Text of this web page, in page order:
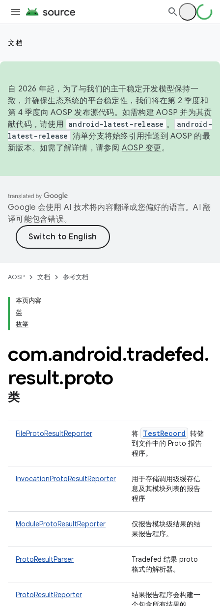
文档
自 2026 年起，为了与我们的主干稳定开发模型保持一
致，并确保生态系统的平台稳定性，我们将在第 2 季度和
第 4 季度向 AOSP 发布源代码。如需构建 AOSP 并为其贡
献代码，请使用 android-latest-release 。
android-
latest-release 清单分支将始终引用推送到 AOSP 的最
新版本。如需了解详情，请参阅 AOSP 变更。
Google 会使用 AI 技术将内容翻译成您偏好的语言。AI 翻
译可能包含错误。
AOSP 文档 参考文档
本页内容
类
枚举
com.android.tradefed.
result.proto
类
FileProtoResultReporter 将 TestRecord 转储
到文件中的 Proto 报告
程序。
InvocationProtoResultReporter
用于存储调用级缓存信
息及其模块列表的报告
程序
ModuleProtoResultReporter
仅报告模块级结果的结
果报告程序。
ProtoResultParser
Tradefed 结果 proto
格式的解析器。
ProtoResultReporter
结果报告程序会构建一